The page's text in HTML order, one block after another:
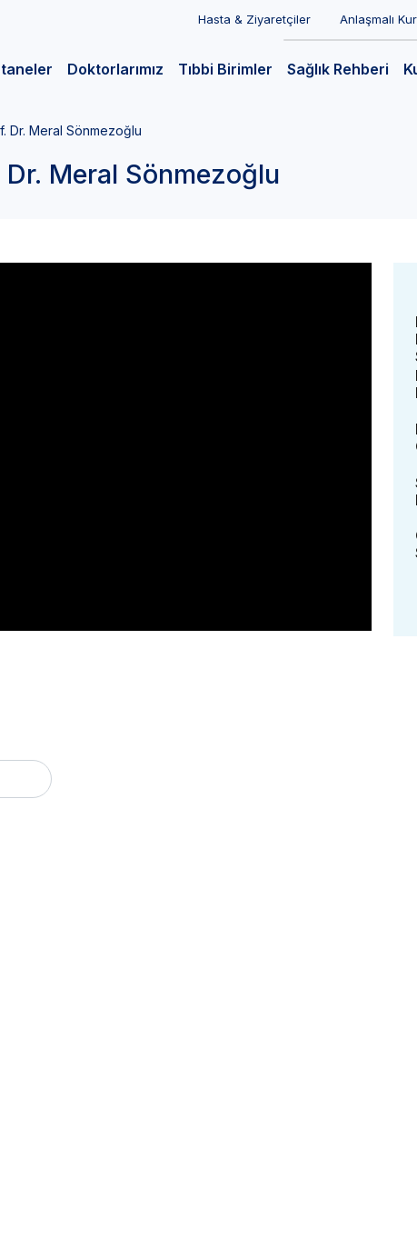
Hasta & Ziyaretçiler Anlaşmalı
Doktorlarımız Tıbbi Birimler Sağlık Rehberi
Dr. Meral Sönmezoğlu
Meral Sönmezoğlu